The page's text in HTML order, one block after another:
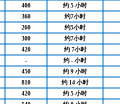
400 约 5 小时
360 约7小时
260 约5小时
300 约7小时
420 约 7小时
- 约 - 小时
450 约 9 小时
810 约 14 小时
420 约 5 小时